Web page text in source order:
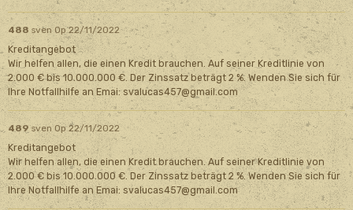
488 sven Op 22/11/2022
Kreditangebot
Wir helfen allen, die einen Kredit brauchen. Auf seiner Kreditlinie von
2.000 € bis 10.000.000 €. Der Zinssatz beträgt 2 %. Wenden Sie sich für
Ihre Notfallhilfe an Emai: svalucas457@gmail.com
489 sven Op 22/11/2022
Kreditangebot
Wir helfen allen, die einen Kredit brauchen. Auf seiner Kreditlinie von
2.000 € bis 10.000.000 €. Der Zinssatz beträgt 2 %. Wenden Sie sich für
Ihre Notfallhilfe an Emai: svalucas457@gmail.com